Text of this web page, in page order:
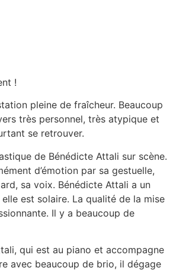
!
pleine de fraîcheur. Beaucoup
très personnel, très atypique et
se retrouver.
de Bénédicte Attali sur scène.
d’émotion par sa gestuelle,
sa voix. Bénédicte Attali a un
est solaire. La qualité de la mise
Il y a beaucoup de
qui est au piano et accompagne
avec beaucoup de brio, il dégage